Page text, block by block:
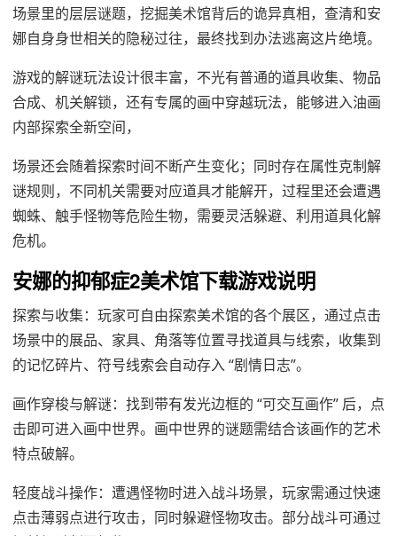
场景里的层层谜题，挖掘美术馆背后的诡异真相，查清和安
娜自身身世相关的隐秘过往，最终找到办法逃离这片绝境。
游戏的解谜玩法设计很丰富，不光有普通的道具收集、物品
合成、机关解锁，还有专属的画中穿越玩法，能够进入油画
内部探索全新空间，
场景还会随着探索时间不断产生变化；同时存在属性克制解
谜规则，不同机关需要对应道具才能解开，过程里还会遭遇
蜘蛛、触手怪物等危险生物，需要灵活躲避、利用道具化解
危机。
安娜的抑郁症2美术馆下载游戏说明
探索与收集：玩家可自由探索美术馆的各个展区，通过点击
场景中的展品、家具、角落等位置寻找道具与线索，收集到
的记忆碎片、符号线索会自动存入 “剧情日志”。
画作穿梭与解谜：找到带有发光边框的 “可交互画作” 后，点
击即可进入画中世界。画中世界的谜题需结合该画作的艺术
特点破解。
轻度战斗操作：遭遇怪物时进入战斗场景，玩家需通过快速
点击薄弱点进行攻击，同时躲避怪物攻击。部分战斗可通过